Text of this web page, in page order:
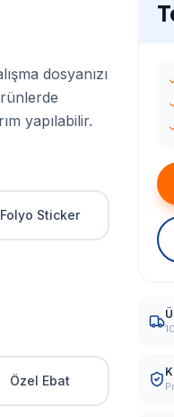
dosyanızı
yapılabilir.
Folyo Sticker
Özel Ebat